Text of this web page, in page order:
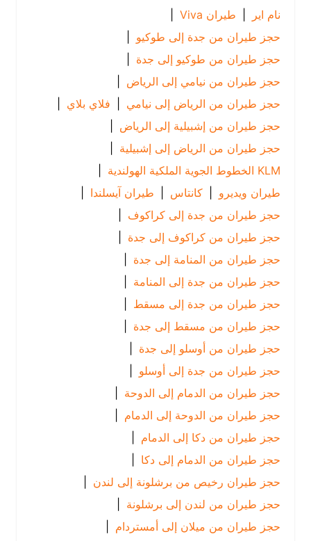
| طيران Viva
|
حجز طيران من جدة إلى طوكيو |
حجز طيران من طوكيو إلى جدة
حجز طيران من نيامي إلى الرياض
|
حجز طيران من الرياض إلى نيامي | فلاي بلاي
حجز طيران من إشبيلية إلى الرياض
|
حجز طيران من الرياض إلى إشبيلية |
|
طيران ويديرو
| كانتاس | طيران آيسلندا |
حجز طيران من جدة إلى كراكوف |
حجز طيران من كراكوف إلى جدة
حجز طيران من المنامة إلى جدة
حجز طيران من جدة إلى المنامة |
حجز طيران من جدة إلى مسقط |
حجز طيران من مسقط إلى جدة
حجز طيران من أوسلو إلى جدة
حجز طيران من جدة إلى أوسلو
|
حجز طيران من الدمام إلى الدوحة |
حجز طيران من الدوحة إلى الدمام
|
حجز طيران من دكا إلى الدمام
|
حجز طيران من الدمام إلى دكا |
حجز طيران رخيص من برشلونة إلى لندن
|
حجز طيران من لندن إلى برشلونة
|
حجز طيران من ميلان إلى أمستردام |